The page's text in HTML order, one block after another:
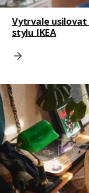
Vytrvale usilovat
stylu IKEA